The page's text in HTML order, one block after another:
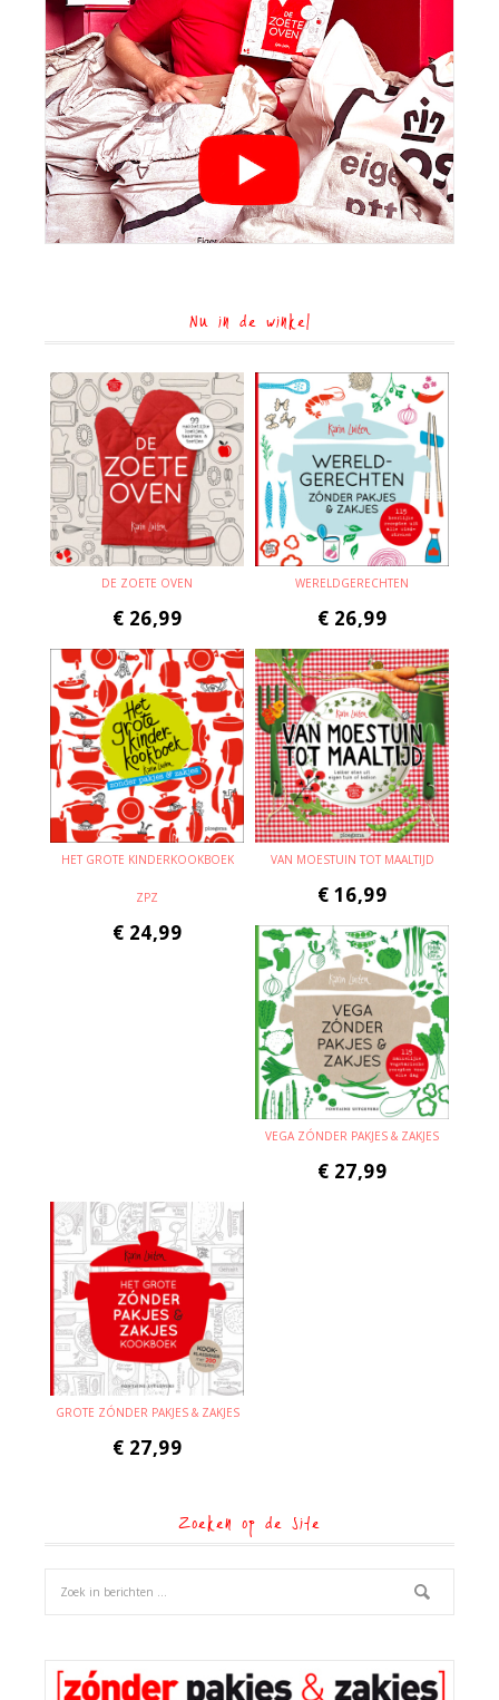
Nu in de winkel
DE ZOETE OVEN
€ 26,99
WERELDGERECHTEN
€ 26,99
HET GROTE KINDERKOOKBOEK
ZPZ
€ 24,99
VAN MOESTUIN TOT MAALTIJD
€ 16,99
VEGA ZÓNDER PAKJES & ZAKJES
€ 27,99
GROTE ZÓNDER PAKJES & ZAKJES
€ 27,99
Zoeken op de site